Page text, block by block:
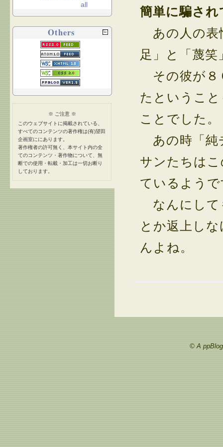
簡単に騙さ
あの人の表
足」と「蔑笑
その彼が８
たというこ
ことでした。
あの時「純
サンたちは
ているよう
なんにして
とか返上し
んよね。
all
Others
※ ご注意 ※
このウェブサイトに掲載されている、
すべてのコンテンツの著作権は(有)望田
企画室ににあります。
著作権者の許可無く、本サイト内の全
てのコンテンツ・著作物について、無
断での使用・転載・加工は一切お断り
しております。
© A